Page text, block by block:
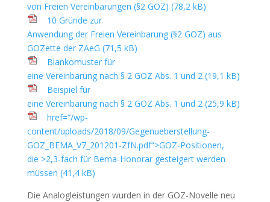
von Freien Vereinbarungen (§2 GOZ) (78,2 kB)
10 Gründe zur
Anwendung der Freien Vereinbarung (§2 GOZ) aus
GOZette der ZAeG (71,5 kB)
Blankomuster für
eine Vereinbarung nach § 2 GOZ Abs. 1 und 2 (19,1 kB)
Beispiel für
eine Vereinbarung nach § 2 GOZ Abs. 1 und 2 (25,9 kB)
href=“/wp-
content/uploads/2018/09/Gegenueberstellung-
GOZ_BEMA_V7_201201-ZfN.pdf“>GOZ-Positionen,
die >2,3-fach für Bema-Honorar gesteigert werden
müssen (41,4 kB)
Die Analogleistungen wurden in der GOZ-Novelle neu